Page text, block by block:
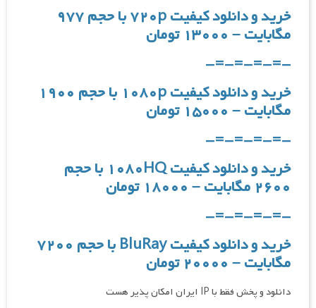
خرید و دانلود کیفیت ۷۲۰p با حجم ۹۷۷
مگابایت – ۱۳۰۰۰ تومان
-=-=-=-=-
خرید و دانلود کیفیت ۱۰۸۰p با حجم ۱۹۰۰
مگابایت – ۱۵۰۰۰ تومان
-=-=-=-=-
خرید و دانلود کیفیت ۱۰۸۰HQ با حجم
۲۶۰۰ مگابایت – ۱۸۰۰۰ تومان
-=-=-=-=-
خرید و دانلود کیفیت BluRay با حجم ۷۲۰۰
مگابایت – ۲۰۰۰۰ تومان
دانلود و پخش فقط با IP ایران امکان پذیر هست